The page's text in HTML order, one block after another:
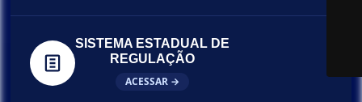
SISTEMA ESTADUAL DE
REGULAÇÃO
ACESSAR →